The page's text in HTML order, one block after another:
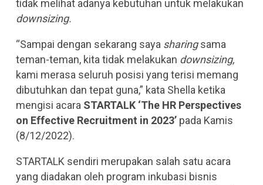
tidak melihat adanya kebutuhan untuk melakukan
downsizing.
“Sampai dengan sekarang saya sharingsama
teman-teman, kita tidak melakukan downsizing,
kami merasa seluruh posisi yang terisi memang
dibutuhkan dan tepat guna,” kata Shella ketika
mengisi acara STARTALK ‘The HR Perspectives
on Effective Recruitment in 2023’ pada Kamis
(8/12/2022).
STARTALK sendiri merupakan salah satu acara
yang diadakan oleh program inkubasi bisnis